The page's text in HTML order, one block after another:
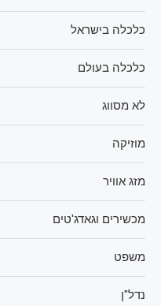
כלכלה בישראל
כלכלה בעולם
לא מסווג
מוזיקה
מזג אוויר
מכשירים וגאדג'טים
משפט
נדל"ן